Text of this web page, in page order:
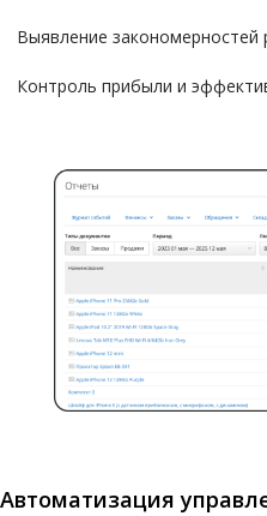
Выявление закономерностей
Контроль прибыли и
Автоматизация